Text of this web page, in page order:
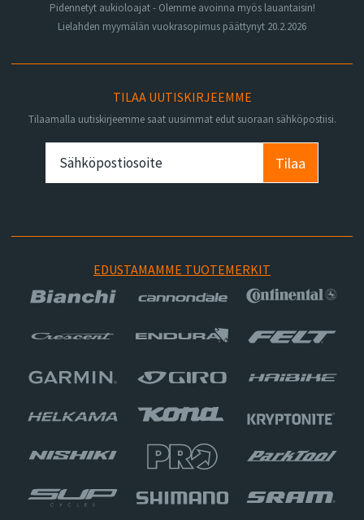
Pidennetyt aukioloajat - Olemme avoinna myös lauantaisin!
Lielahden myymälän vuokrasopimus päättynyt 20.2.2026
TILAA UUTISKIRJEEMME
Tilaamalla uutiskirjeemme saat uusimmat edut suoraan sähköpostiisi.
Tilaa
EDUSTAMAMME TUOTEMERKIT